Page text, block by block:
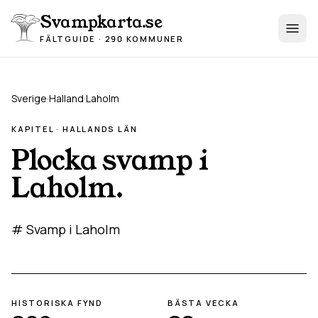
Svampkarta.se
FÄLTGUIDE · 290 KOMMUNER
Sverige·Halland·Laholm
KAPITEL · HALLANDS LÄN
Plocka svamp i
Laholm.
# Svamp i Laholm
HISTORISKA FYND BÄSTA VECKA